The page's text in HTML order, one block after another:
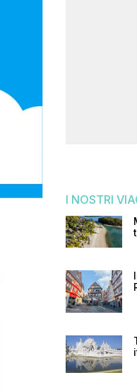
I NOSTRI